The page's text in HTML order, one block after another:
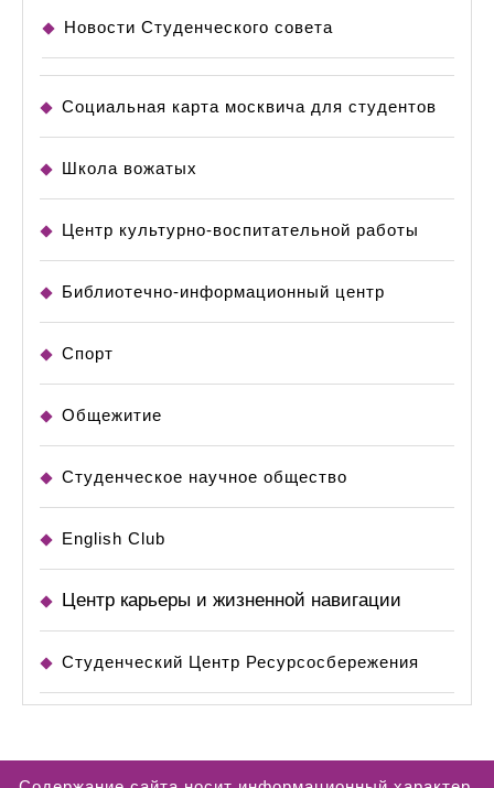
Новости Студенческого совета
Социальная карта москвича для студентов
Школа вожатых
Центр культурно-воспитательной работы
Библиотечно-информационный центр
Спорт
Общежитие
Студенческое научное общество
English Club
Центр карьеры и жизненной навигации
Студенческий Центр Ресурсосбережения